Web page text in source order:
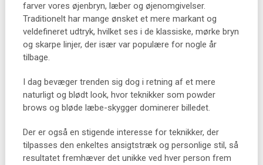
farver vores øjenbryn, læber og øjenomgivelser.
Traditionelt har mange ønsket et mere markant og
veldefineret udtryk, hvilket ses i de klassiske, mørke bryn
og skarpe linjer, der især var populære for nogle år
tilbage.
I dag bevæger trenden sig dog i retning af et mere
naturligt og blødt look, hvor teknikker som powder
brows og bløde læbe-skygger dominerer billedet.
Der er også en stigende interesse for teknikker, der
tilpasses den enkeltes ansigtstræk og personlige stil, så
resultatet fremhæver det unikke ved hver person frem